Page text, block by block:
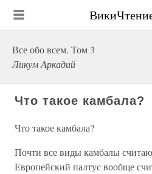
Все обо всем. Том 3
Ликум Аркадий
Что такое камбала?
Что такое камбала?
Почти все виды камбалы
Европейский палтус вообще